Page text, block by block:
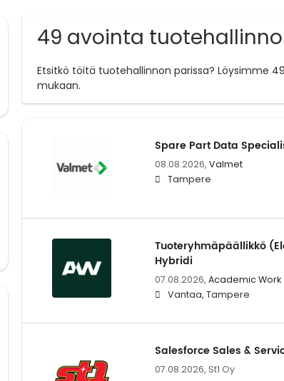
49 avointa
Etsitkö töitä tuotehallinnon parissa? Löysimme
mukaan.
Spare Part Data
08.08.2026, Valmet
Tampere
Tuoteryhmäpäällikkö
Hybridi
07.08.2026, Academic Work
Vantaa, Tampere
Salesforce Sales &
07.08.2026, St1 Oy